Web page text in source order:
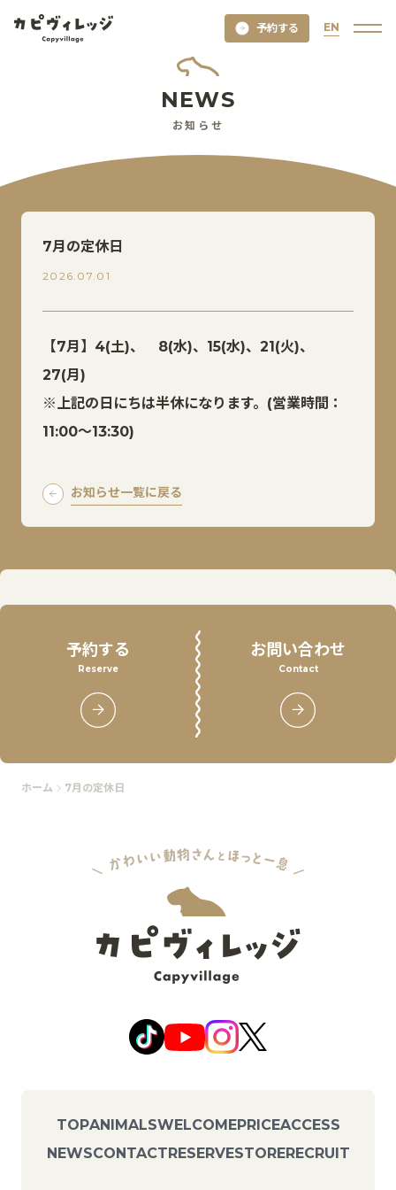
予約する EN
NEWS
お知らせ
7月の定休日
2026.07.01
【7月】4(土)、 8(水)、15(水)、21(火)、
27(月)
※上記の日にちは半休になります。(営業時間：
11:00〜13:30)
お知らせ一覧に戻る
予約する
Reserve
お問い合わせ
Contact
ホーム 7月の定休日
TOPANIMALSWELCOMEPRICEACCESS
NEWSCONTACTRESERVESTORERECRUIT